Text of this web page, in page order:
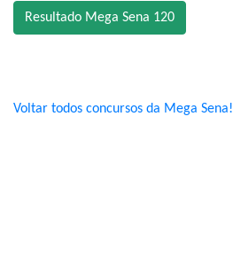
Resultado Mega Sena 120
Voltar todos concursos da Mega Sena!